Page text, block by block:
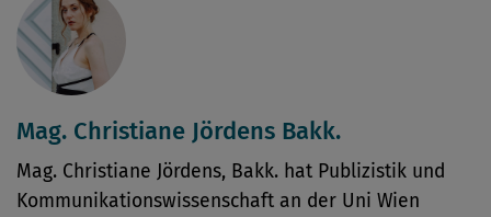
Mag. Christiane Jördens Bakk.
Mag. Christiane Jördens, Bakk. hat Publizistik und
Kommunikationswissenschaft an der Uni Wien